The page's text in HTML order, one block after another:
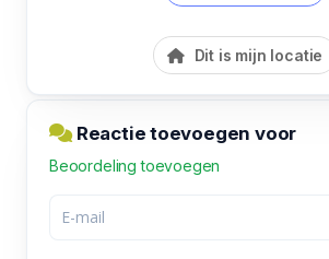
Dit is mijn locatie
Reactie toevoegen voor
Beoordeling toevoegen